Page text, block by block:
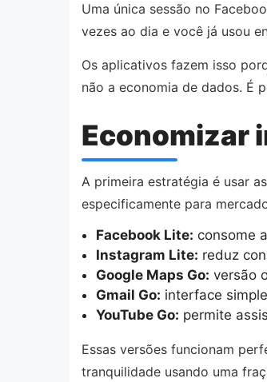
Uma única sessão no
vezes ao dia e você já usou
Os aplicativos fazem isso
não a economia de dados. É
Economizar
A primeira estratégia é usar
especificamente para
Facebook Lite: consome
Instagram Lite: reduz
Google Maps Go: versão
Gmail Go: interface
YouTube Go: permite
Essas versões funcionam
tranquilidade usando uma